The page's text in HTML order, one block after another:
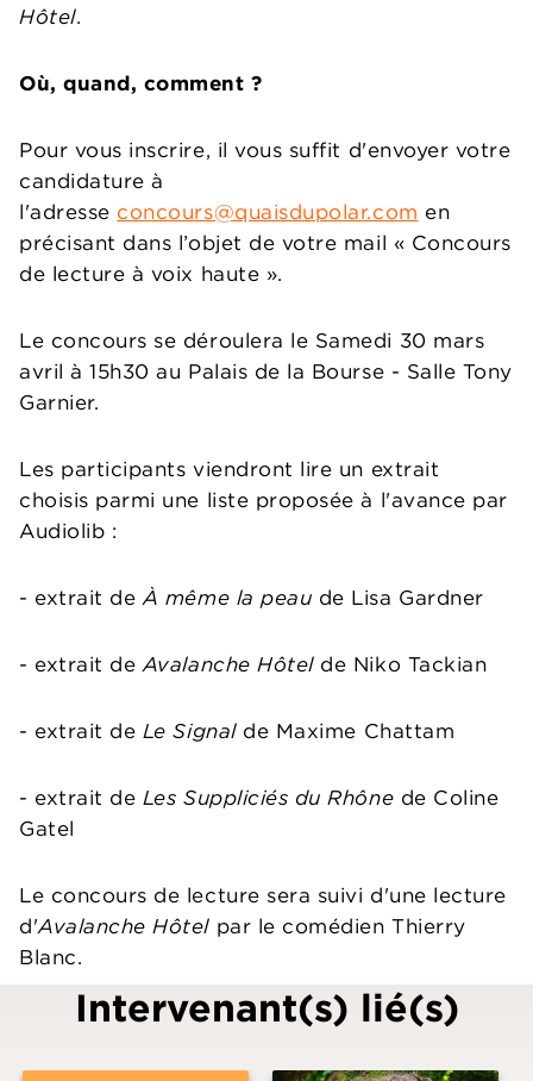
Hôtel.
Où, quand, comment ?
Pour vous inscrire, il vous suffit d'envoyer votre
candidature à
l'adresse concours@quaisdupolar.com en
précisant dans l’objet de votre mail « Concours
de lecture à voix haute ».
Le concours se déroulera le Samedi 30 mars
avril à 15h30 au Palais de la Bourse - Salle Tony
Garnier.
Les participants viendront lire un extrait
choisis parmi une liste proposée à l'avance par
Audiolib :
- extrait deÀ même la peau de Lisa Gardner
- extrait deAvalanche Hôtel de Niko Tackian
- extrait de Le Signalde Maxime Chattam
- extrait de Les Suppliciés du Rhône de Coline
Gatel
Le concours de lecture sera suivi d'une lecture
d'Avalanche Hôtel par le comédien Thierry
Blanc.
Intervenant(s) lié(s)